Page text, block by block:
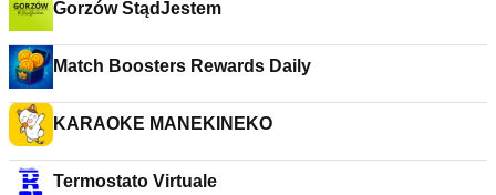
Gorzów StądJestem
Match Boosters Rewards Daily
KARAOKE MANEKINEKO
Termostato Virtuale